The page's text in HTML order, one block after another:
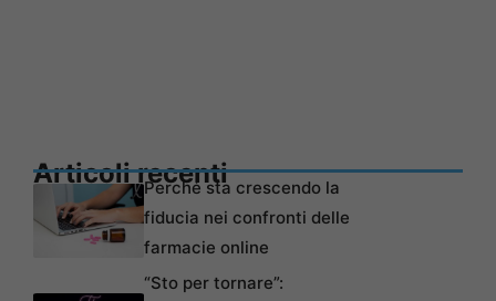
Articoli recentiPerché sta crescendo la
fiducia nei confronti delle
farmacie online
“Sto per tornare”: